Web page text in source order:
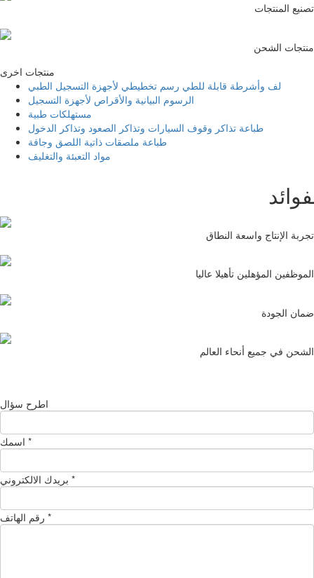
تصنيع المنتجات
منتجات الشحن
منتجات اخرى
لف وأشرطة قابلة للطي رسم تخطيطي لأجهزة التسجيل الطبي
الرسوم البيانية والأقراص لأجهزة التسجيل
مستهلكات طبية
طباعة تذاكر وقوف السيارات وتذاكر الصعود وتذاكر الدخول
طباعة ملصقات ذاتية اللصق وجافة
مواد التعبئة والتغليف
تجربة الإنتاج واسعة النطاق
الموظفين المؤهلين تأهيلا عاليا
ضمان الجودة
الشحن في جميع أنحاء العالم
اطرح سؤال
*
*
*